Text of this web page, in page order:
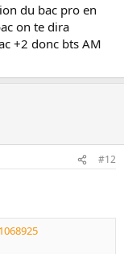
du bac pro en
on te dira
+2 donc bts AM
#12